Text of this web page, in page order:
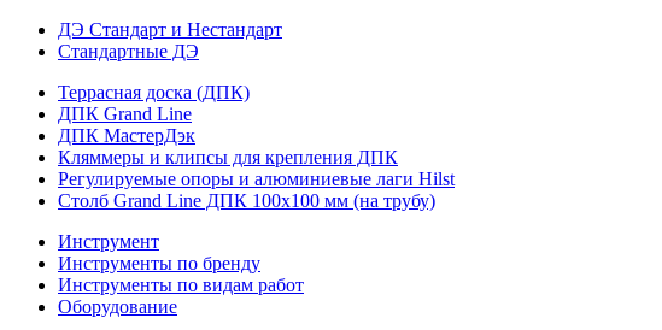
ДЭ Стандарт и Нестандарт
Стандартные ДЭ
Террасная доска (ДПК)
ДПК Grand Line
ДПК МастерДэк
Кляммеры и клипсы для крепления ДПК
Регулируемые опоры и алюминиевые лаги Hilst
Столб Grand Line ДПК 100х100 мм (на трубу)
Инструмент
Инструменты по бренду
Инструменты по видам работ
Оборудование